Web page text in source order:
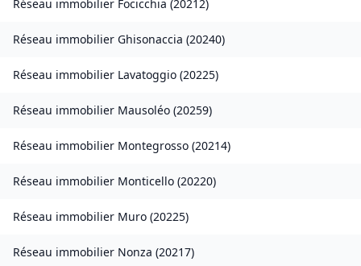
Réseau immobilier Focicchia (20212)
Réseau immobilier Ghisonaccia (20240)
Réseau immobilier Lavatoggio (20225)
Réseau immobilier Mausoléo (20259)
Réseau immobilier Montegrosso (20214)
Réseau immobilier Monticello (20220)
Réseau immobilier Muro (20225)
Réseau immobilier Nonza (20217)